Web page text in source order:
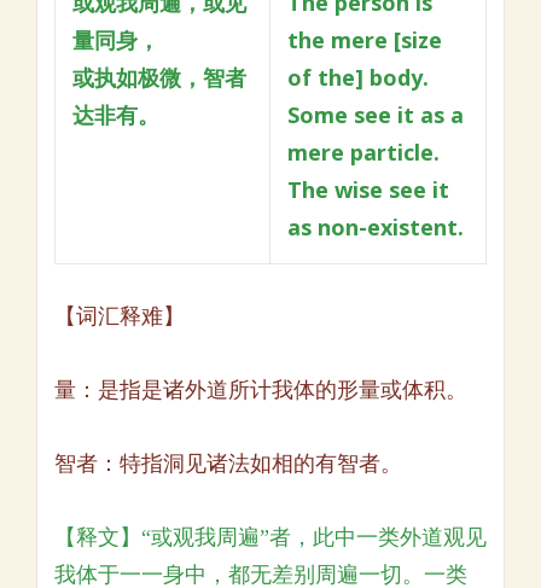
量同身，
或执如极微，智者
达非有。
the mere [size
of the] body.
Some see it as a
mere particle.
The wise see it
as non-existent.
【词汇释难】
量：是指是诸外道所计我体的形量或体积。
智者：特指洞见诸法如相的有智者。
【释文】“或观我周遍”者，此中一类外道观见
我体于一一身中，都无差别周遍一切。一类